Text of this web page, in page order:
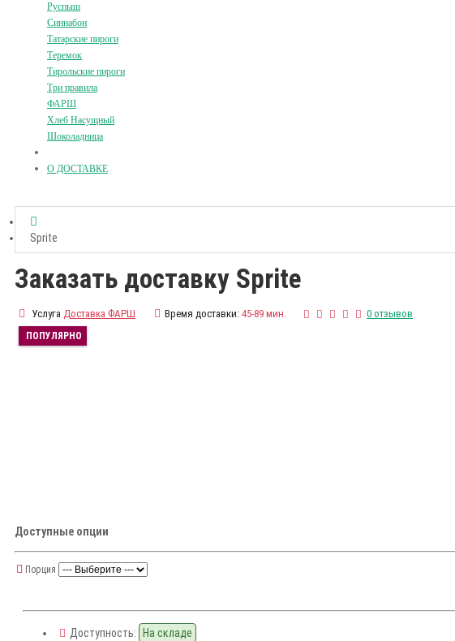
Руспыш
Синнабон
Татарские пироги
Теремок
Тирольские пироги
Три правила
ФАРШ
Хлеб Насущный
Шоколадница
О ДОСТАВКЕ
Sprite
Заказать доставку Sprite
Услуга Доставка ФАРШ Время доставки: 45-89 мин. 0 отзывов
ПОПУЛЯРНО
Доступные опции
Порция
Доступность: На складе